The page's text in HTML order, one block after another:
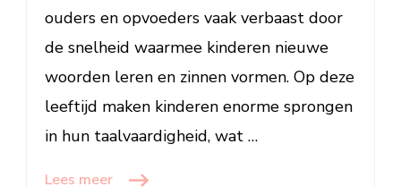
ouders en opvoeders vaak verbaast door
de snelheid waarmee kinderen nieuwe
woorden leren en zinnen vormen. Op deze
leeftijd maken kinderen enorme sprongen
in hun taalvaardigheid, wat …
Lees meer